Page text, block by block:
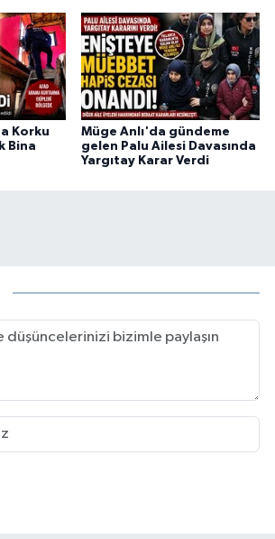
Korku
Bina
Müge Anlı'da gündeme
gelen Palu Ailesi Davasında
Yargıtay Karar Verdi
Pusula Maraş Eğitim